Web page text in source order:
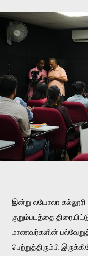
இன்று லயோலா கல்லூரி
குறும்படத்தை
மாணவர்களின்
பெற்றுத்திரும்பி